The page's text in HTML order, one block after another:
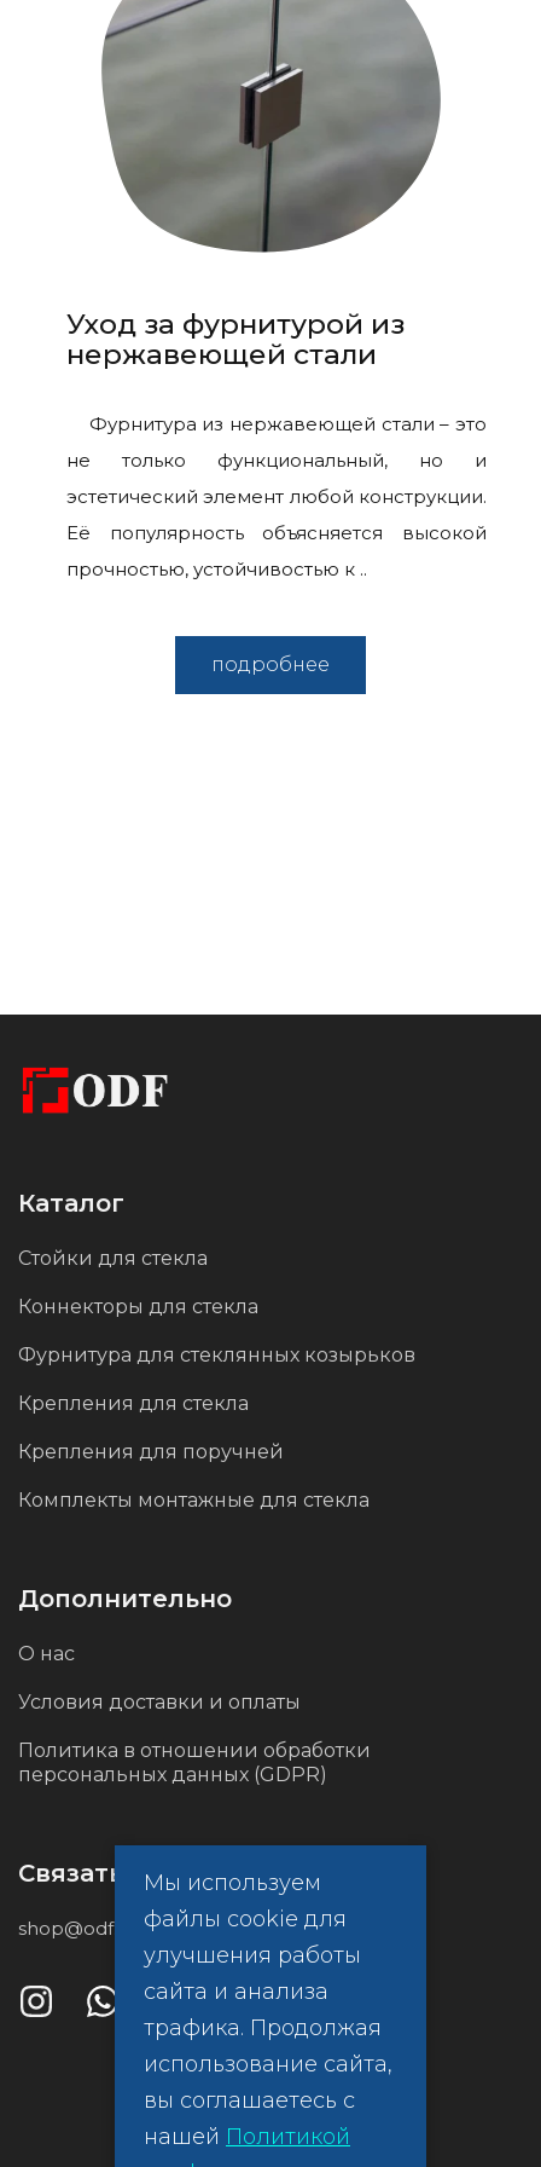
Уход за фурнитурой из
нержавеющей стали
Фурнитура из нержавеющей стали – это
не только функциональный, но и
эстетический элемент любой конструкции.
Её популярность объясняется высокой
прочностью, устойчивостью к ..
подробнее
Каталог
Стойки для стекла
Коннекторы для стекла
Фурнитура для стеклянных козырьков
Крепления для стекла
Крепления для поручней
Комплекты монтажные для стекла
Дополнительно
О нас
Условия доставки и оплаты
Политика в отношении обработки
персональных данных (GDPR)
Связаться с нами
shop@odf.global
Мы используем
файлы cookie для
улучшения работы
сайта и анализа
трафика. Продолжая
использование сайта,
вы соглашаетесь с
нашей Политикой